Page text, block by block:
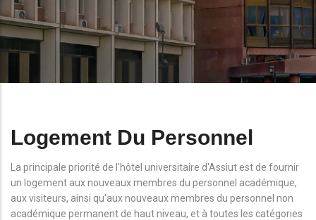
Logement Du Personnel
La principale priorité de l'hôtel universitaire d'Assiut est de fournir
un logement aux nouveaux membres du personnel académique,
aux visiteurs, ainsi qu'aux nouveaux membres du personnel non
académique permanent de haut niveau, et à toutes les catégories